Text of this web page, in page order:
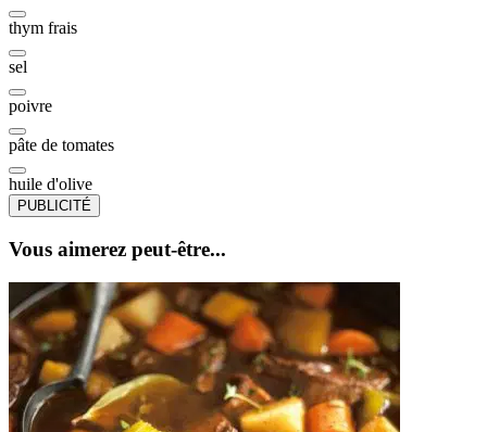
thym frais
sel
poivre
pâte de tomates
huile d'olive
PUBLICITÉ
Vous aimerez peut-être...